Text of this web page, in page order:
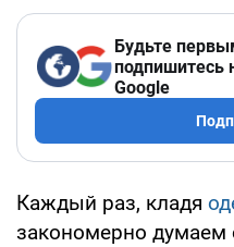
Будьте
подпишитесь
Google
Каждый раз, кладя
закономерно думаем